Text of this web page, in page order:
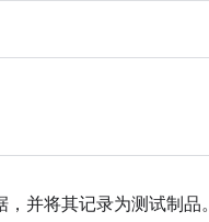
并将其记录为测试制品。